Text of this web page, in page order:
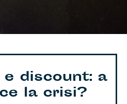
discount: a
la crisi?